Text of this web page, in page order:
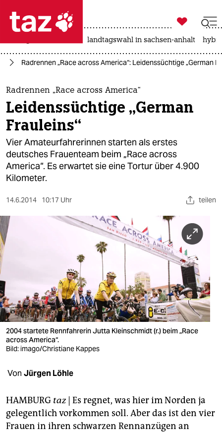
 taz zahl ich
taz zahl ich
themen
politik
öko
gesellschaft
kultur
sport
berlin
nord
verlag
verlag
veranstaltungen
shop
fragen & hilfe
abo
genossenschaft

taz zahl ich
landtagswahl in sachsen-anhalt
Radrennen „Race across America“: Leidenssüchtige „German
Radrennen „Race across America“
Leidenssüchtige „German
Frauleins“
Vier Amateurfahrerinnen starten als erstes
deutsches Frauenteam beim „Race across
America“. Es erwartet sie eine Tortur über 4.900
Kilometer.
14.6.2014 10:17 Uhr teilen
2004 startete Rennfahrerin Jutta Kleinschmidt (r.) beim „Race
across America“.
Bild: imago/Christiane Kappes
Von Jürgen Löhle
HAMBURG taz| Es regnet, was hier im Norden ja
gelegentlich vorkommen soll. Aber das ist den vier
Frauen in ihren schwarzen Rennanzügen an